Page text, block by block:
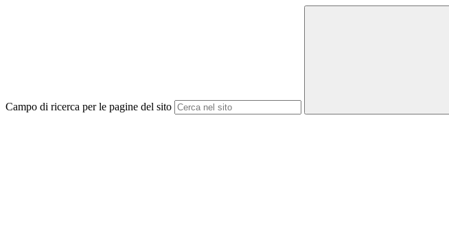
Campo di ricerca per le pagine del sito